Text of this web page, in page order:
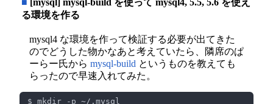
る環境を作る
mysql4 な環境を作って検証する必要が出てきた
のでどうした物かなあと考えていたら、隣席のぱ
ーらー氏から mysql-build というものを教えても
らったので早速入れてみた。